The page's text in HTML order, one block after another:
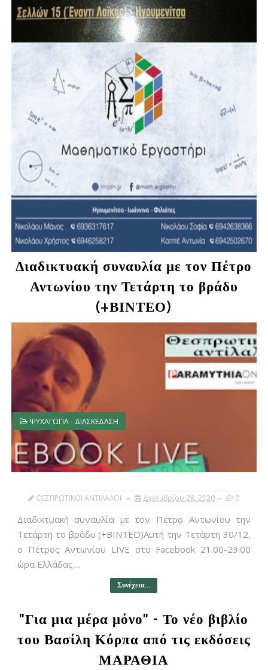
Διαδικτυακή συναυλία με τον Πέτρο
Αντωνίου την Τετάρτη το βράδυ
(+ΒΙΝΤΕΟ)
ΨΥΧΑΓΩΓΙΑ - ΔΙΑΣΚΕΔΑΣΗ
ΘΕΣΠΡΩΤΙΚΟΙ ΑΝΤΙΛΑΛΟΙ Δεκεμβρίου 28, 2020 0
Διαδικτυακή συναυλία με τον Πέτρο Αντωνίου την
Τετάρτη το βράδυ (+ΒΙΝΤΕΟ)Αυτή την Τετάρτη 30/12,
ο Πέτρος Αντωνίου LIVE στο Facebook 21:00-23:00
ώρα Ελλάδας,...
Συνέχεια...
"Για μια μέρα μόνο" - Το νέο βιβλίο
του Βασίλη Κόρπα από τις εκδόσεις
ΜΑΡΑΘΙΑ